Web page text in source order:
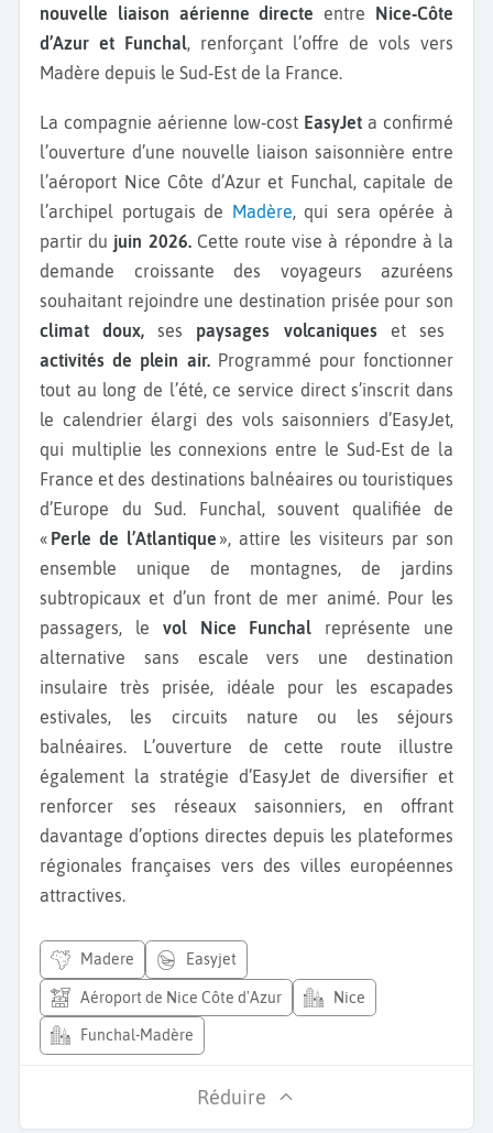
nouvelle liaison aérienne directe entre
Nice‑Côte
d’Azur et Funchal, renforçant l’offre de vols vers
Madère depuis le Sud‑Est de la France.
La compagnie aérienne low‑cost EasyJet a confirmé
l’ouverture d’une nouvelle liaison saisonnière entre
l’aéroport Nice Côte d’Azur et Funchal, capitale de
l’archipel portugais de
Madère, qui sera opérée à
partir du juin 2026.Cette route vise à répondre à la
demande croissante des voyageurs azuréens
souhaitant rejoindre une destination prisée pour son
climat doux, ses paysages volcaniques et ses
activités de plein air.Programmé pour fonctionner
tout au long de l’été, ce service direct s’inscrit dans
le calendrier élargi des vols saisonniers d’EasyJet,
qui multiplie les connexions entre le Sud‑Est de la
France et des destinations balnéaires ou touristiques
d’Europe du Sud. Funchal, souvent qualifiée de
« Perle de l’Atlantique », attire les visiteurs par son
ensemble unique de montagnes, de jardins
subtropicaux et d’un front de mer animé. Pour les
passagers, le vol Nice Funchal représente une
alternative sans escale vers une destination
insulaire très prisée, idéale pour les escapades
estivales, les circuits nature ou les séjours
balnéaires. L’ouverture de cette route illustre
également la stratégie d’EasyJet de diversifier et
renforcer ses réseaux saisonniers, en offrant
davantage d’options directes depuis les plateformes
régionales françaises vers des villes européennes
attractives.
madere easyjet
Aéroport de Nice Côte d'Azur Nice
Funchal-Madère
Réduire